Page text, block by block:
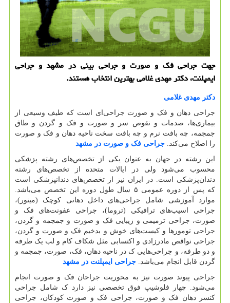
جهت جراحی فک و صورت و جراحی بینی در مشهد و جراحی
ایمپلنت، دکتر مهدی غلامی بهترین انتخاب هستند.
دکتر مهدی غلامی
جراحی دهان و فک و صورت جراحی‌ای است که طیف وسیعی از
بیماری‌ها، صدمات و نقوص سر و صورت و فک و گردن و طاق
جمجمه، چه بافت نرم و چه بافت سخت ناحیه دهان و فک و صورت
را اصلاح می‌کند. جراحی فک و صورت در مشهد
این رشته در جهان به عنوان یکی از تخصص‌های رشته پزشکی
محسوب می‌شود ولی در ایالات متحده از تخصص‌های رشته
دندان‌پزشکی است. در ایران نیز از تخصص‌های دندانپزشکی است
که پس از دوره عمومی ۵ سال طول دوره این تخصص می‌باشد.
موارد آموزشی شامل جراحی‌های داخل دهانی کوچک (مینور)،
جراحی اسیب‌های ترافیکی (تروما)، جراحی عفونت‌های فک و
صورت، جراحی ترمیمی و زیبایی فک و صورت و جمجمه و گردن،
جراحی تومورها و کیست‌های خوش و بدخیم فک و صورت و گردن،
جراحی نواقص مادرزادی و اکتسابی مثل شکاف کام و لب یک طرفه
و دو طرفه، و جراحی‌هایی ک در ناحیه دهان، فک، صورت، جمجمه و
گردن قابل انجام می‌باشد. جراحی ایمپلنت در مشهد
جراحی پیوند صورت نیز به محوریت جراحان فک و صورت انجام
می‌شود. چهار فلوشیپ فوق تخصصی نیز دارد ک شامل جراحی
کنسر دهان فک و صورت، جراحی فک و صورت کودکان، جراحی